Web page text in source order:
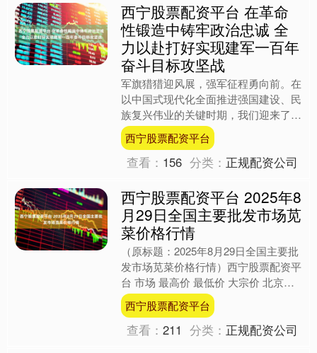
西宁股票配资平台 在革命
性锻造中铸牢政治忠诚 全
力以赴打好实现建军一百年
奋斗目标攻坚战
军旗猎猎迎风展，强军征程勇向前。在
以中国式现代化全面推进强国建设、民
族复兴伟业的关键时期，我们迎来了中
国人民解放军建军98周年。回顾在中
国共产党领导下人民军队的....
西宁股票配资平台
查看： 156 分类： 正规配资公司
西宁股票配资平台 2025年8
月29日全国主要批发市场苋
菜价格行情
（原标题：2025年8月29日全国主要批
发市场苋菜价格行情）西宁股票配资平
台 市场 最高价 最低价 大宗价 北京新
发地农副产品批发市场信息中心 7.00
5.0....
西宁股票配资平台
查看：211 分类： 正规配资公司